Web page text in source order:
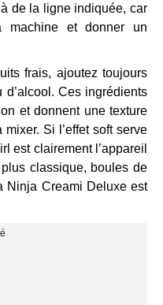
de la ligne indiquée, car
machine et donner un
frais, ajoutez toujours
Ces ingrédients
et donnent une texture
Si l’effet soft serve
est clairement l’appareil
classique, boules de
Ninja Creami Deluxe est